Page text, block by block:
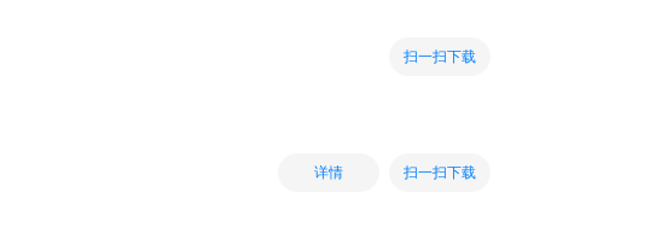
扫一扫下载
详情 扫一扫下载